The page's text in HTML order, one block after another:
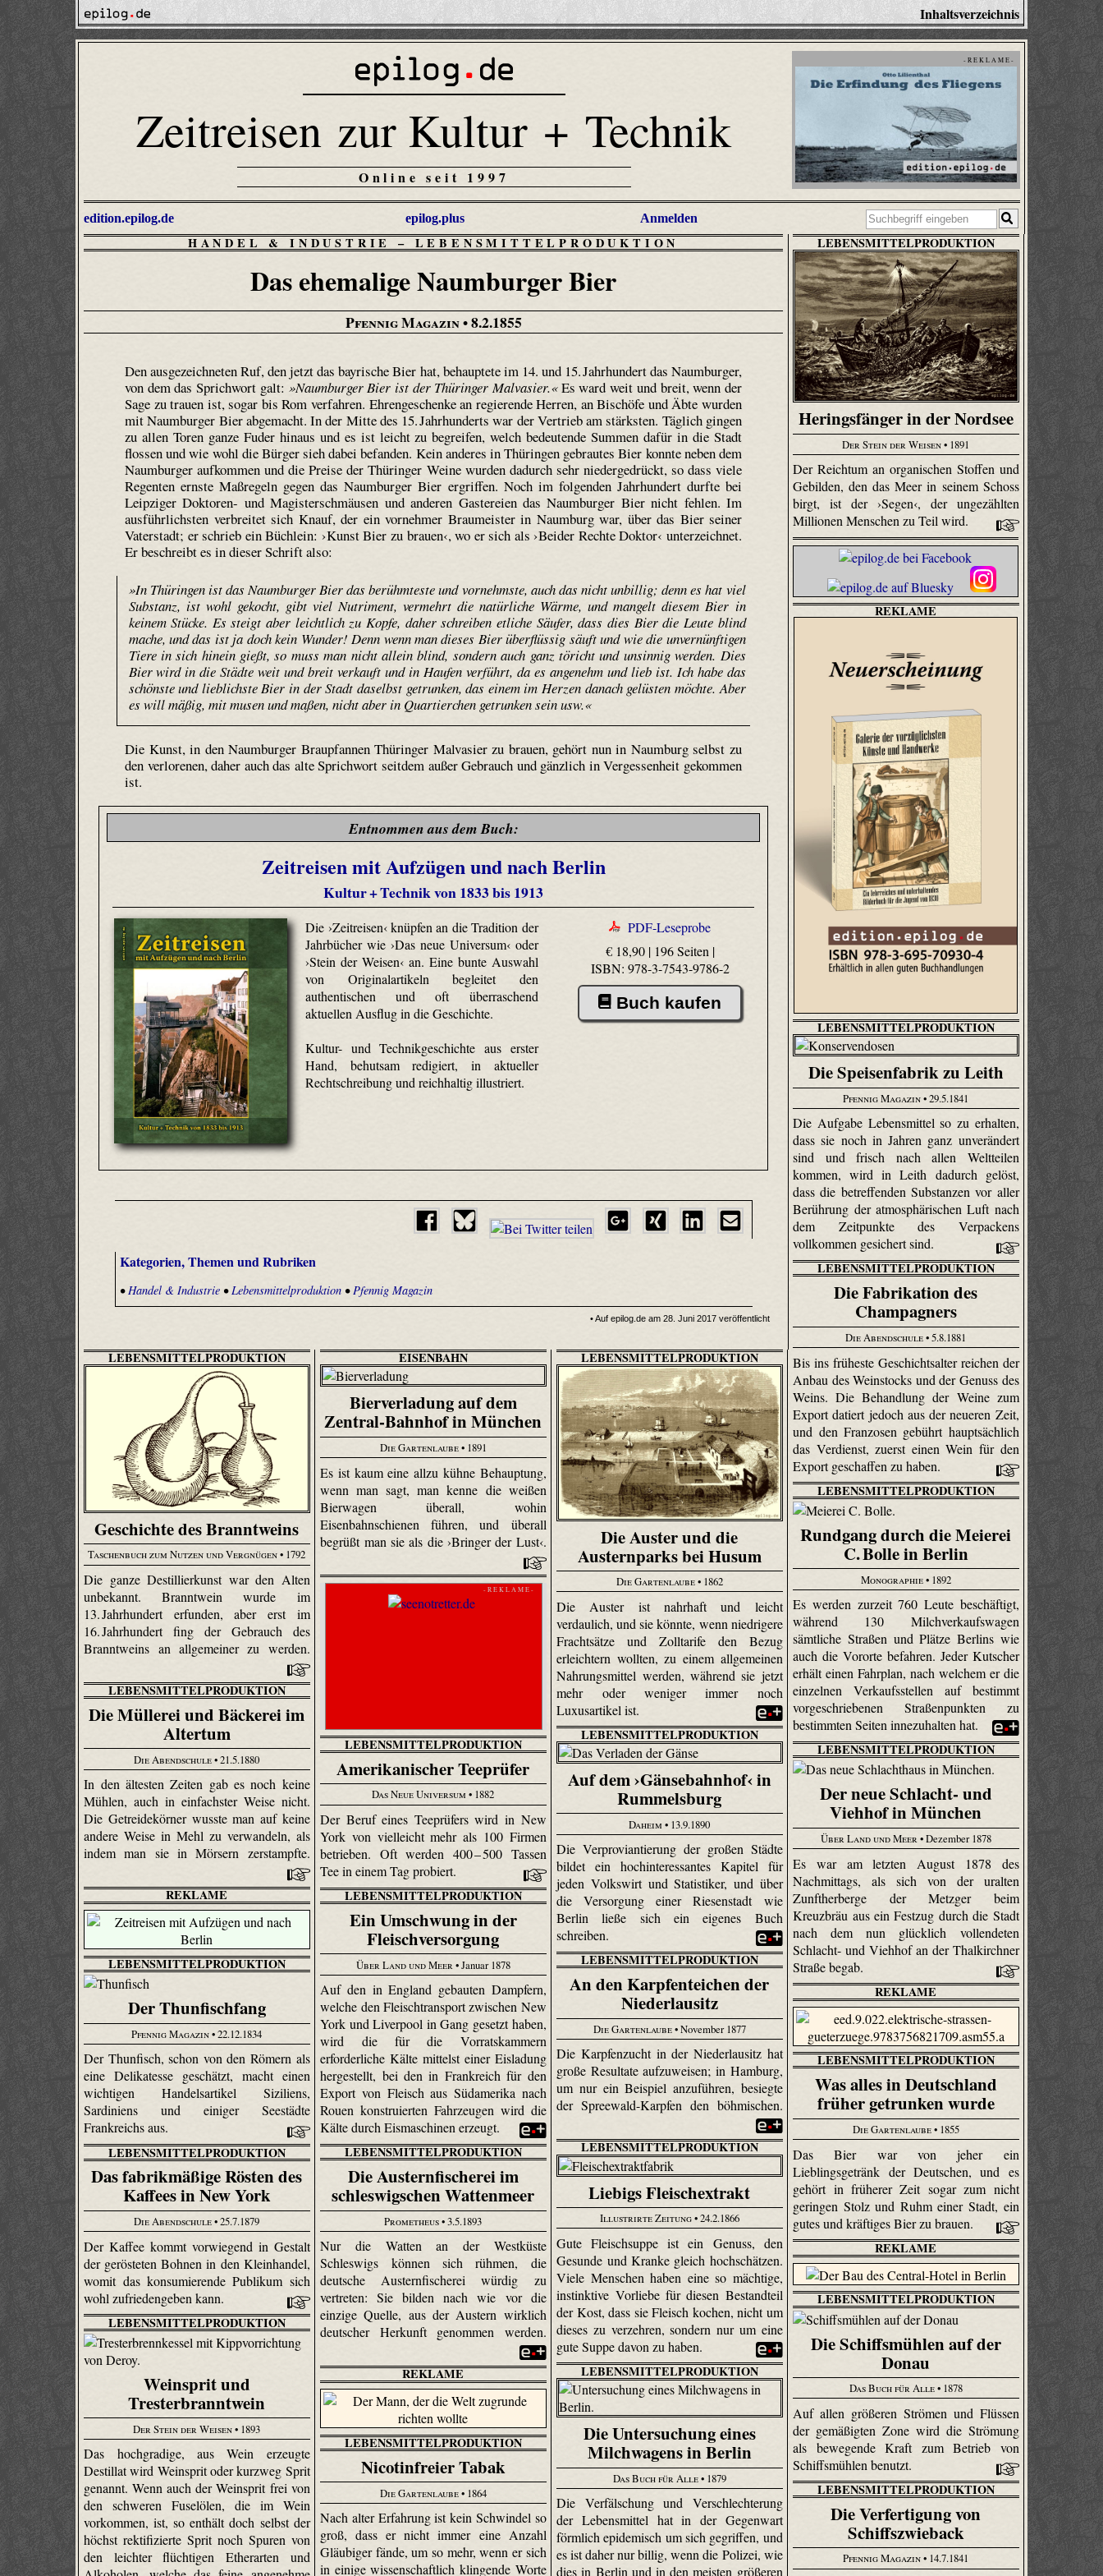
Inhaltsverzeichnis
Zeitreisen zur Kultur + Technik
Online seit 1997
- R E K L A M E -
edition.epilog.de epilog.plus Anmelden
HANDEL & INDUSTRIE–LEBENSMITTELPRODUKTION
Das ehemalige Naumburger Bier
Pfennig Magazin• 8.2.1855
Den ausgezeichneten Ruf, den jetzt das bayrische Bier hat, behauptete im 14. und 15. Jahrhundert das Naumburger,
von dem das Sprichwort galt: »Naumburger Bier ist der Thüringer Malvasier.«Es ward weit und breit, wenn der
Sage zu trauen ist, sogar bis Rom verfahren. Ehrengeschenke an regierende Herren, an Bischöfe und Äbte wurden
mit Naumburger Bier abgemacht. In der Mitte des 15. Jahrhunderts war der Vertrieb am stärksten. Täglich gingen
zu allen Toren ganze Fuder hinaus und es ist leicht zu begreifen, welch bedeutende Summen dafür in die Stadt
flossen und wie wohl die Bürger sieh dabei befanden. Kein anderes in Thüringen gebrautes Bier konnte neben dem
Naumburger aufkommen und die Preise der Thüringer Weine wurden dadurch sehr niedergedrückt, so dass viele
Regenten ernste Maßregeln gegen das Naumburger Bier ergriffen. Noch im folgenden Jahrhundert durfte bei
Leipziger Doktoren- und Magisterschmäusen und anderen Gastereien das Naumburger Bier nicht fehlen. Im
ausführlichsten verbreitet sich Knauf, der ein vornehmer Braumeister in Naumburg war, über das Bier seiner
Vaterstadt; er schrieb ein Büchlein: ›Kunst Bier zu brauen‹, wo er sich als ›Beider Rechte Doktor‹ unterzeichnet.
Er beschreibt es in dieser Schrift also:
»In Thüringen ist das Naumburger Bier das berühmteste und vornehmste, auch das nicht unbillig; denn es hat viel
Substanz, ist wohl gekocht, gibt viel Nutriment, vermehrt die natürliche Wärme, und mangelt diesem Bier in
keinem Stücke. Es steigt aber leichtlich zu Kopfe, daher schreiben etliche Säufer, dass dies Bier die Leute blind
mache, und das ist ja doch kein Wunder! Denn wenn man dieses Bier überflüssig säuft und wie die unvernünftigen
Tiere in sich hinein gießt, so muss man nicht allein blind, sondern auch ganz töricht und unsinnig werden. Dies
Bier wird in die Städte weit und breit verkauft und in Haufen verführt, da es angenehm und lieb ist. Ich habe das
schönste und lieblichste Bier in der Stadt daselbst getrunken, das einem im Herzen danach gelüsten möchte. Aber
es will mäßig, mit musen und maßen, nicht aber in Quar­tierchen getrunken sein usw.«
Die Kunst, in den Naumburger Braupfannen Thüringer Malvasier zu brauen, gehört nun in Naumburg selbst zu
den verlorenen, daher auch das alte Sprichwort seitdem außer Gebrauch und gänzlich in Vergessenheit gekommen
ist.
Entnommen aus dem Buch:
Zeitreisen mit Aufzügen und nach Berlin
Kultur + Technik von 1833 bis 1913
Die ›Zeitreisen‹ knüpfen an die Tradition der
Jahrbücher wie ›Das neue Universum‹ oder
›Stein der Weisen‹ an. Eine bunte Auswahl
von Originalartikeln begleitet den
authentischen und oft überraschend
aktuellen Ausflug in die Geschichte.
Kultur- und Technikgeschichte aus erster
Hand, behutsam redigiert, in aktueller
Rechtschreibung und reichhaltig illustriert.
PDF-Leseprobe
€ 18,90 | 196 Seiten |
ISBN: 978-3-7543-9786-2
Buch kaufen
Kategorien, Themen und Rubriken
•Handel & Industrie •Lebensmittelproduktion •Pfennig Magazin
• Auf epilog.de am 28. Juni 2017 veröffentlicht
LEBENSMITTELPRODUKTION
Heringsfänger in der Nordsee
Der Stein der Weisen• 1891
Der Reichtum an organischen Stoffen und
Gebilden, den das Meer in seinem Schoss
birgt, ist der ›Segen‹, der ungezählten
Millionen Menschen zu Teil wird.
REKLAME
LEBENSMITTELPRODUKTION
Die Speisenfabrik zu Leith
Pfennig Magazin• 29.5.1841
Die Aufgabe Lebensmittel so zu erhalten,
dass sie noch in Jahren ganz unverändert
sind und frisch nach allen Weltteilen
kommen, wird in Leith dadurch gelöst,
dass die betreffenden Substanzen vor aller
Berührung der atmosphärischen Luft nach
dem Zeitpunkte des Verpackens
vollkommen gesichert sind.
LEBENSMITTELPRODUKTION
Die Fabrikation des
Champagners
Die Abendschule• 5.8.1881
Bis ins früheste Geschichtsalter reichen der
Anbau des Weinstocks und der Genuss des
Weins. Die Behandlung der Weine zum
Export datiert jedoch aus der neueren Zeit,
und den Franzosen gebührt hauptsächlich
das Verdienst, zuerst einen Wein für den
Export geschaffen zu haben.
LEBENSMITTELPRODUKTION
Geschichte des Branntweins
Taschenbuch zum Nutzen und Vergnügen• 1792
Die ganze Destillierkunst war den Alten
unbekannt. Branntwein wurde im
13. Jahrhundert erfunden, aber erst im
16. Jahrhundert fing der Gebrauch des
Branntweins an allgemeiner zu werden.
EISENBAHN
Bierverladung auf dem
Zentral-Bahnhof in München
Die Gartenlaube• 1891
Es ist kaum eine allzu kühne Behauptung,
wenn man sagt, man kenne die weißen
Bierwagen überall, wohin
Eisenbahnschienen führen, und überall
begrüßt man sie als die ›Bringer der Lust‹.
LEBENSMITTELPRODUKTION
Die Auster und die
Austernparks bei Husum
Die Gartenlaube• 1862
Die Auster ist nahrhaft und leicht
verdaulich, und sie könnte, wenn niedrigere
Frachtsätze und Zolltarife den Bezug
erleichtern wollten, zu einem allgemeinen
Nahrungsmittel werden, während sie jetzt
mehr oder weniger immer noch
Luxusartikel ist.
LEBENSMITTELPRODUKTION
Rundgang durch die Meierei
C. Bolle in Berlin
Monographie• 1892
Es werden zurzeit 760 Leute beschäftigt,
während 130 Milchverkaufswagen
sämtliche Straßen und Plätze Berlins wie
auch die Vororte befahren. Jeder Kutscher
erhält einen Fahrplan, nach welchem er die
einzelnen Verkaufsstellen auf bestimmt
vorgeschriebenen Straßenpunkten zu
bestimmten Seiten innezuhalten hat.
- R E K L A M E -
LEBENSMITTELPRODUKTION
Amerikanischer Teeprüfer
Das Neue Universum • 1882
Der Beruf eines Teeprüfers wird in New
York von vielleicht mehr als 100 Firmen
betrieben. Oft werden 400 – 500 Tassen
Tee in einem Tag probiert.
LEBENSMITTELPRODUKTION
Die Müllerei und Bäckerei im
Altertum
Die Abendschule• 21.5.1880
In den ältesten Zeiten gab es noch keine
Mühlen, auch in einfachster Weise nicht.
Die Getreidekörner wusste man auf keine
andere Weise in Mehl zu verwandeln, als
indem man sie in Mörsern zerstampfte.
LEBENSMITTELPRODUKTION
Auf dem ›Gänsebahnhof‹ in
Rummelsburg
Daheim• 13.9.1890
Die Verproviantierung der großen Städte
bildet ein hochinteressantes Kapitel für
jeden Volkswirt und Statistiker, und über
die Versorgung einer Riesenstadt wie
Berlin ließe sich ein eigenes Buch
schreiben.
LEBENSMITTELPRODUKTION
Der neue Schlacht- und
Viehhof in München
Über Land und Meer• Dezember 1878
Es war am letzten August 1878 des
Nachmittags, als sich von der uralten
Zunftherberge der Metzger beim
Kreuzbräu aus ein Festzug durch die Stadt
nach dem nun glücklich vollendeten
Schlacht- und Viehhof an der Thalkirchner
Straße begab.
REKLAME
LEBENSMITTELPRODUKTION
Der Thunfischfang
Pfennig Magazin• 22.12.1834
Der Thunfisch, schon von den Römern als
eine Delikatesse geschätzt, macht einen
wichtigen Handelsartikel Siziliens,
Sardiniens und einiger Seestädte
Frankreichs aus.
LEBENSMITTELPRODUKTION
Ein Umschwung in der
Fleischversorgung
Über Land und Meer • Januar 1878
Auf den in England gebauten Dampfern,
welche den Fleischtransport zwischen New
York und Liverpool in Gang gesetzt haben,
wird die für die Vorratskammern
erforderliche Kälte mittelst einer Eisladung
hergestellt, bei den in Frankreich für den
Export von Fleisch aus Südamerika nach
Rouen konstruierten Fahrzeugen wird die
Kälte durch Eismaschinen erzeugt.
LEBENSMITTELPRODUKTION
An den Karpfenteichen der
Niederlausitz
Die Gartenlaube• November 1877
Die Karpfenzucht in der Niederlausitz hat
große Resultate aufzuweisen; in Hamburg,
um nur ein Beispiel anzuführen, besiegte
der Spreewald-Karpfen den böhmischen.
REKLAME
LEBENSMITTELPRODUKTION
Was alles in Deutschland
früher getrunken wurde
Die Gartenlaube• 1855
Das Bier war von jeher ein
Lieblingsgetränk der Deutschen, und es
gehört in früherer Zeit sogar zum nicht
geringen Stolz und Ruhm einer Stadt, ein
gutes und kräftiges Bier zu brauen.
LEBENSMITTELPRODUKTION
Liebigs Fleischextrakt
Illustrirte Zeitung• 24.2.1866
Gute Fleischsuppe ist ein Genuss, den
Gesunde und Kranke gleich hochschätzen.
Viele Menschen haben eine so mächtige,
instinktive Vorliebe für diesen Bestandteil
der Kost, dass sie Fleisch kochen, nicht um
dieses zu verzehren, sondern nur um eine
gute Suppe davon zu haben.
LEBENSMITTELPRODUKTION
Die Austernfischerei im
schleswigschen Wattenmeer
Prometheus• 3.5.1893
Nur die Watten an der Westküste
Schleswigs können sich rühmen, die
deutsche Austern­fischerei würdig zu
vertreten: Sie bilden nach wie vor die
einzige Quelle, aus der Austern wirklich
deutscher Herkunft genommen werden.
LEBENSMITTELPRODUKTION
Das fabrikmäßige Rösten des
Kaffees in New York
Die Abendschule• 25.7.1879
Der Kaffee kommt vorwiegend in Gestalt
der gerösteten Bohnen in den Kleinhandel,
womit das konsumierende Publikum sich
wohl zufriedengeben kann.
REKLAME
LEBENSMITTELPRODUKTION
Die Schiffsmühlen auf der
Donau
Das Buch für Alle• 1878
Auf allen größeren Strömen und Flüssen
der gemäßigten Zone wird die Strömung
als bewegende Kraft zum Betrieb von
Schiffsmühlen benutzt.
LEBENSMITTELPRODUKTION
Weinsprit und
Tresterbranntwein
Der Stein der Weisen• 1893
Das hochgradige, aus Wein erzeugte
Destillat wird Weinsprit oder kurzweg Sprit
genannt. Wenn auch der Weinsprit frei von
den schweren Fuselölen, die im Wein
vorkommen, ist, so enthält doch selbst der
höchst rektifi­zierte Sprit noch Spuren von
den leichter flüchtigen Ether­arten und
LEBENSMITTELPRODUKTION
Die Untersuchung eines
Milchwagens in Berlin
Das Buch für Alle• 1879
Die Verfälschung und Verschlechterung
der Lebensmittel hat in der Gegenwart
förmlich epidemisch um sich gegriffen, und
es ist daher nur billig, wenn die Polizei, wie
dies in Berlin und in den meisten größeren
REKLAME
LEBENSMITTELPRODUKTION
Nicotinfreier Tabak
Die Gartenlaube• 1864
Nach alter Erfahrung ist kein Schwindel so
groß, dass er nicht immer eine Anzahl
Gläubiger fände, um so mehr, wenn er sich
in einige wissenschaftlich klingende Worte
LEBENSMITTELPRODUKTION
Die Verfertigung von
Schiffszwieback
Pfennig Magazin• 14.7.1841